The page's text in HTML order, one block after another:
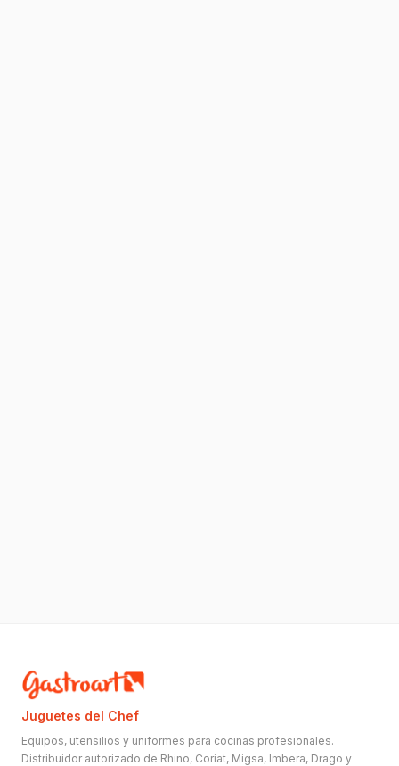
Juguetes del Chef
Equipos, utensilios y uniformes para cocinas profesionales.
Distribuidor autorizado de Rhino, Coriat, Migsa, Imbera, Drago y